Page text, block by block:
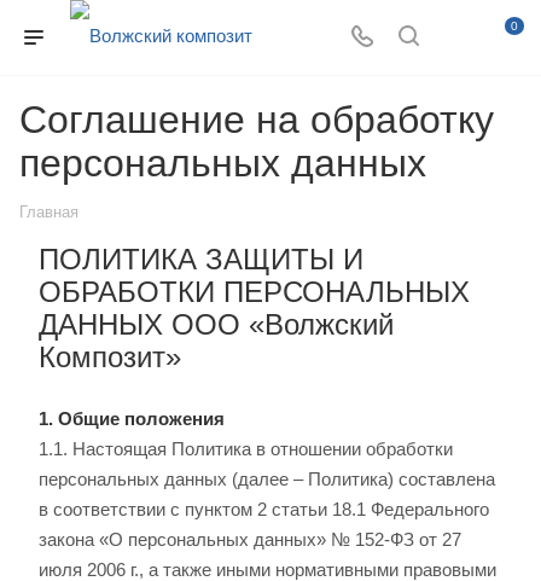
0
Соглашение на обработку
персональных данных
Главная
ПОЛИТИКА ЗАЩИТЫ И
ОБРАБОТКИ ПЕРСОНАЛЬНЫХ
ДАННЫХ ООО «Волжский
Композит»
1. Общие положения
1.1. Настоящая Политика в отношении обработки
персональных данных (далее – Политика) составлена
в соответствии с пунктом 2 статьи 18.1 Федерального
закона «О персональных данных» № 152-ФЗ от 27
июля 2006 г., а также иными нормативными правовыми